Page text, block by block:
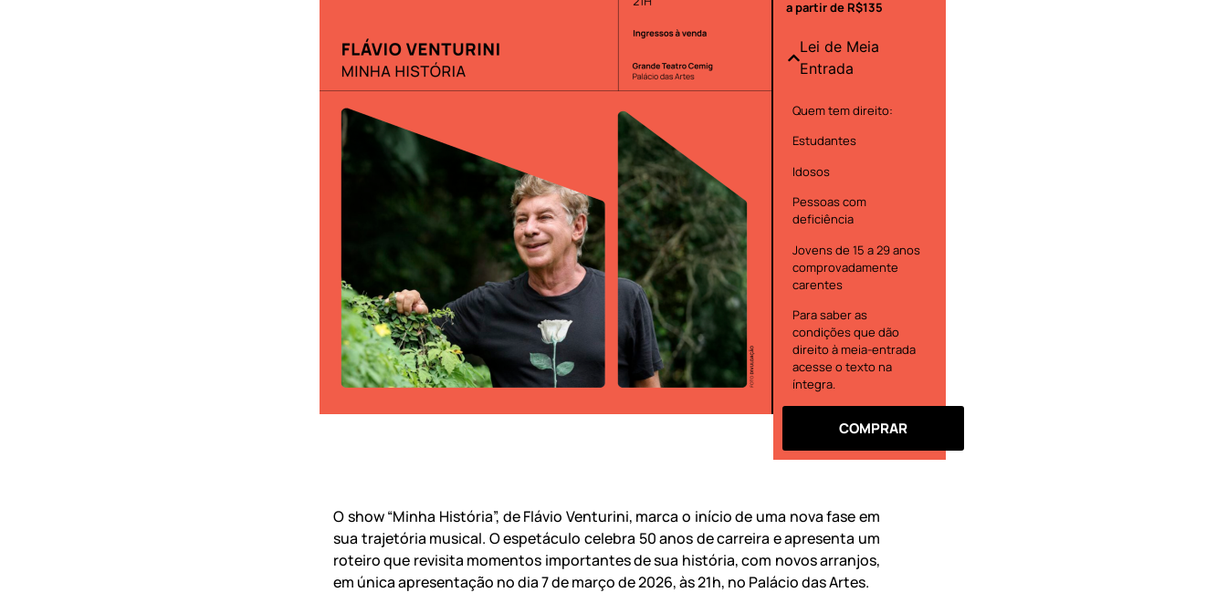
a partir de R$135
Lei de Meia
Entrada
Quem tem direito:
Estudantes
Idosos
Pessoas com
deficiência
Jovens de 15 a 29 anos
comprovadamente
carentes
Para saber as
condições que dão
direito à meia-entrada
acesse o texto na
íntegra.
COMPRAR
O show “Minha História”, de Flávio Venturini, marca o início de uma nova fase em
sua trajetória musical. O espetáculo celebra 50 anos de carreira e apresenta um
roteiro que revisita momentos importantes de sua história, com novos arranjos,
em única apresentação no dia 7 de março de 2026, às 21h, no Palácio das Artes.